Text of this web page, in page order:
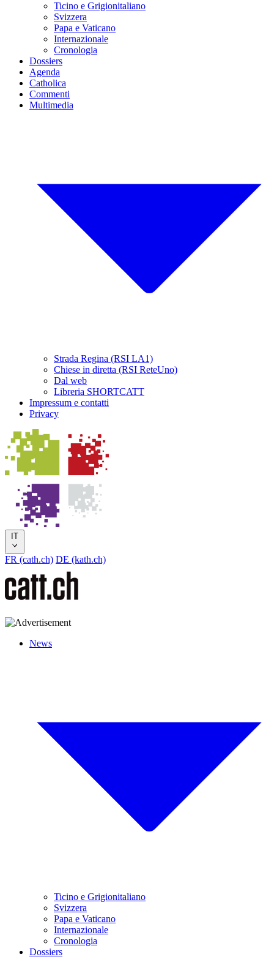
Ticino e Grigionitaliano
Svizzera
Papa e Vaticano
Internazionale
Cronologia
Dossiers
Agenda
Catholica
Commenti
Multimedia
Strada Regina (RSI LA1)
Chiese in diretta (RSI ReteUno)
Dal web
Libreria SHORTCATT
Impressum e contatti
Privacy
IT
FR (cath.ch) DE (kath.ch)
News
Ticino e Grigionitaliano
Svizzera
Papa e Vaticano
Internazionale
Cronologia
Dossiers